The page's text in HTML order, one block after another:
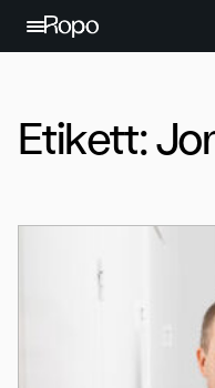
Hoppa till innehållet
Etikett: